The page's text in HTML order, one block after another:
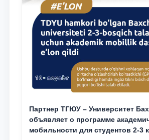
Партнер ТГЮУ – Университет
объявляет о программе
мобильности для студентов 2-3